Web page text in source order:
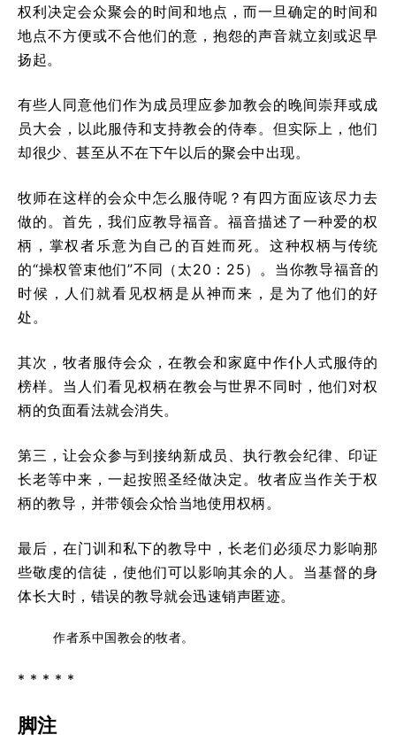
权利决定会众聚会的时间和地点，而一旦确定的时间和
地点不方便或不合他们的意，抱怨的声音就立刻或迟早
扬起。
有些人同意他们作为成员理应参加教会的晚间崇拜或成
员大会，以此服侍和支持教会的侍奉。但实际上，他们
却很少、甚至从不在下午以后的聚会中出现。
牧师在这样的会众中怎么服侍呢？有四方面应该尽力去
做的。首先，我们应教导福音。福音描述了一种爱的权
柄，掌权者乐意为自己的百姓而死。这种权柄与传统
的“操权管束他们”不同（太20：25）。当你教导福音的
时候，人们就看见权柄是从神而来，是为了他们的好
处。
其次，牧者服侍会众，在教会和家庭中作仆人式服侍的
榜样。当人们看见权柄在教会与世界不同时，他们对权
柄的负面看法就会消失。
第三，让会众参与到接纳新成员、执行教会纪律、印证
长老等中来，一起按照圣经做决定。牧者应当作关于权
柄的教导，并带领会众恰当地使用权柄。
最后，在门训和私下的教导中，长老们必须尽力影响那
些敬虔的信徒，使他们可以影响其余的人。当基督的身
体长大时，错误的教导就会迅速销声匿迹。
作者系中国教会的牧者。
* * * * *
脚注